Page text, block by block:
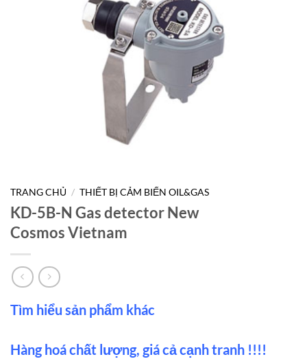
TRANG CHỦ / THIẾT BỊ CẢM BIẾN OIL&GAS
KD-5B-N Gas detector New
Cosmos Vietnam
Tìm hiểu sản phẩm khác
Hàng hoá chất lượng, giá cả cạnh tranh !!!!